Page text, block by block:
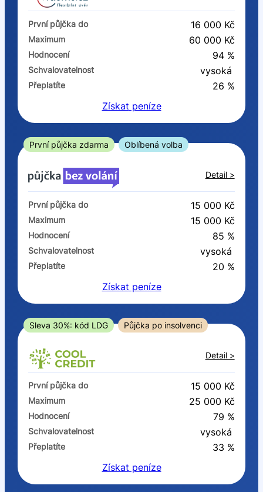
První půjčka zdarma
–
ano
Ve zkušebce
ano
ne
V exekuci
ano
ne
Po insolvenci
V hotovosti
ano
První půjčka do 16 000 Kč
Maximum 60 000 Kč
Hodnocení 94 %
Schvalovatelnost vysoká
Přeplatíte
26 %
Získat peníze
První půjčka zdarma Oblíbená volba
Detail >
První půjčka do 15 000 Kč
Maximum 15 000 Kč
Hodnocení 85 %
Schvalovatelnost vysoká
Přeplatíte
20 %
Získat peníze
Sleva 30%: kód LDG Půjčka po insolvenci
Detail >
První půjčka do 15 000 Kč
Maximum 25 000 Kč
Hodnocení 79 %
Schvalovatelnost vysoká
Přeplatíte
33 %
Získat peníze